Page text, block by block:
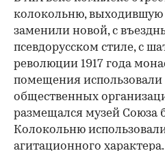
колокольню, выходившую
заменили новой, с
псевдорусском стиле, с
революции 1917 года
помещения
общественных
размещался музей Союза
Колокольню
агитационного характера.